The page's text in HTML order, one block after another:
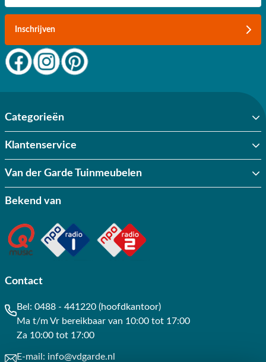
Inschrijven
Categorieën
Klantenservice
Van der Garde Tuinmeubelen
Bekend van
Contact
Bel: 0488 - 441220 (hoofdkantoor)
Ma t/m Vr bereikbaar van 10:00 tot 17:00
Za 10:00 tot 17:00
E-mail: info@vdgarde.nl